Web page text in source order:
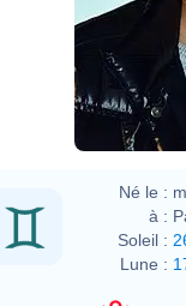
Né le :
à :
Soleil :
Lune :